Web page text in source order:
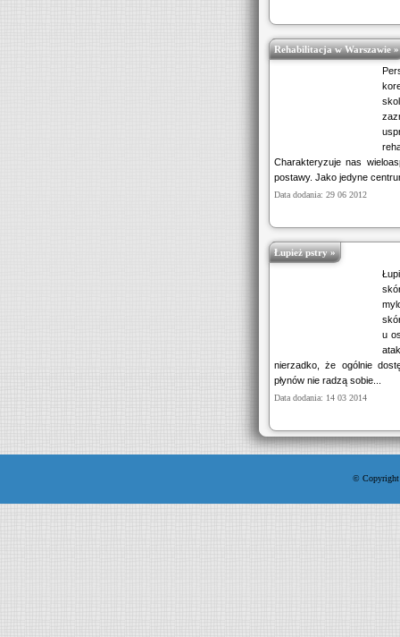
Rehabilitacja w Warszawie »
Charakteryzuje nas
postawy. Jako jedyne
Data dodania: 29 06 2012
Łupież pstry »
u
nierzadko, że ogólnie
płynów nie radzą sobie...
Data dodania: 14 03 2014
© Copyright